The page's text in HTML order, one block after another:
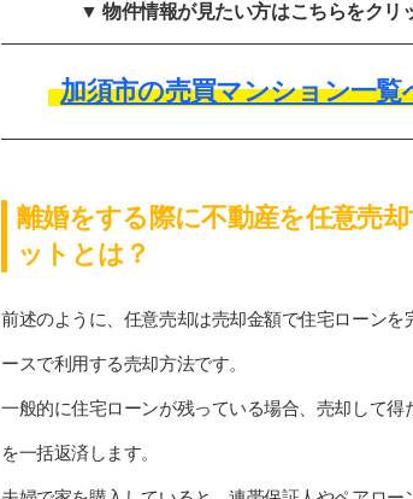
▼ 物件情報が見たい方はこちらをクリ
加須市の売買マンション一覧
離婚をする際に不動産を任意売
ットとは？
前述のように、任意売却は売却金額で住宅ローンを
ースで利用する売却方法です。
一般的に住宅ローンが残っている場合、売却して得
を一括返済します。